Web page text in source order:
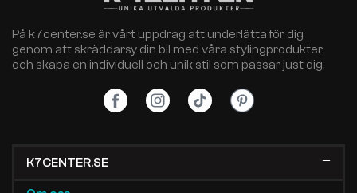
På k7center.se är vårt uppdrag att underlätta för dig
genom att skräddarsy din bil med våra stylingprodukter
och skapa en individuell och unik stil som passar just dig.
K7CENTER.SE